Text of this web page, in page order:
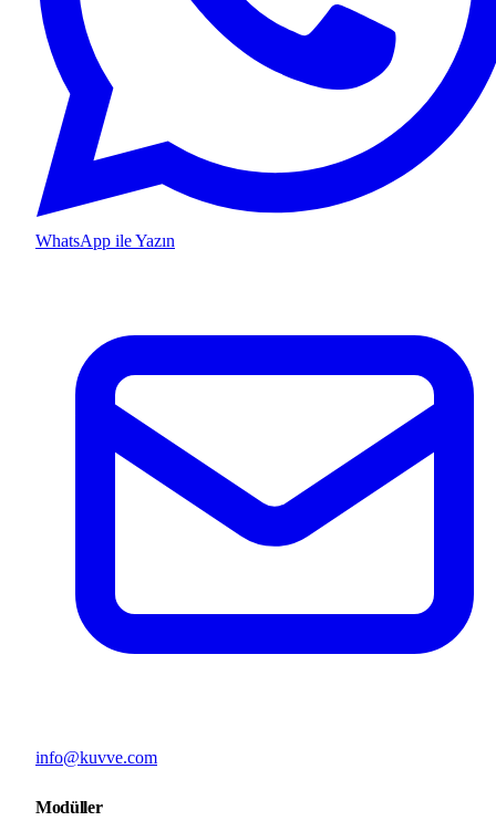
WhatsApp ile Yazın
info@kuvve.com
Modüller